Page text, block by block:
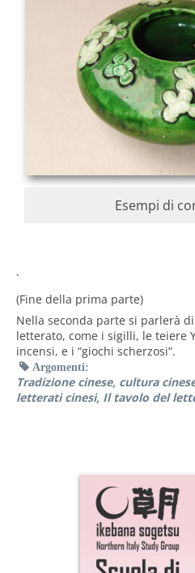
Esempi di
`
(Fine della prima parte)
Nella seconda parte si parlerà
letterato, come i sigilli, le teiere
incensi, e i “giochi scherzosi”.
Argomenti:
Tradizione cinese cultura
letterati cinesi Il tavolo del